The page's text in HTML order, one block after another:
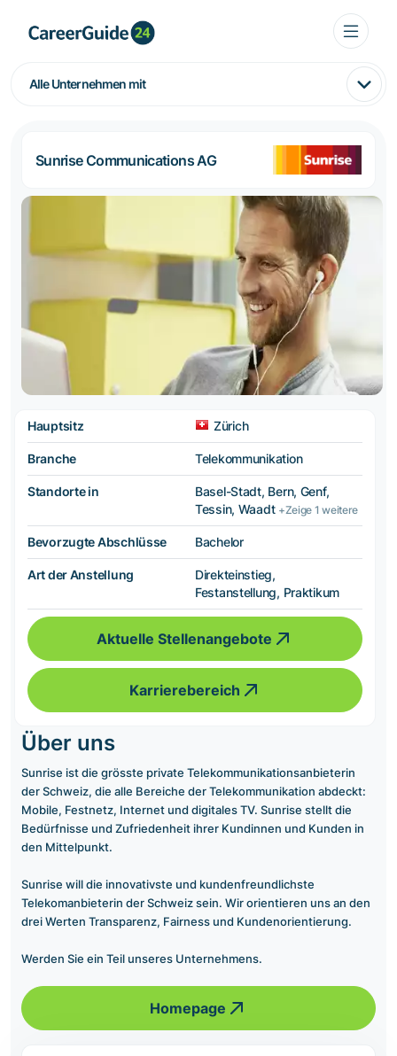
Alle Unternehmen mit
Sunrise Communications AG
Hauptsitz Zürich
Branche Telekommunikation
Standorte in
Basel-Stadt, Bern, Genf,
Tessin, Waadt +Zeige 1 weitere
Bevorzugte Abschlüsse Bachelor
Art der Anstellung
Direkteinstieg,
Festanstellung, Praktikum
Aktuelle Stellenangebote
Karrierebereich
Über uns
Sunrise ist die grösste private Telekommunikationsanbieterin
der Schweiz, die alle Bereiche der Telekommunikation abdeckt:
Mobile, Festnetz, Internet und digitales TV. Sunrise stellt die
Bedürfnisse und Zufriedenheit ihrer Kundinnen und Kunden in
den Mittelpunkt.
Sunrise will die innovativste und kundenfreundlichste
Telekomanbieterin der Schweiz sein. Wir orientieren uns an den
drei Werten Transparenz, Fairness und Kundenorientierung.
Werden Sie ein Teil unseres Unternehmens.
Homepage